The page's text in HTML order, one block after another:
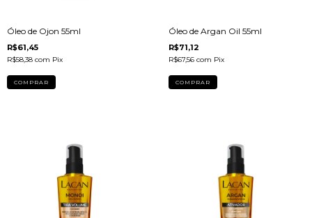
Óleo de Ojon 55ml
R$61,45
R$58,38 com Pix
Óleo de Argan Oil 55ml
R$71,12
R$67,56 com Pix